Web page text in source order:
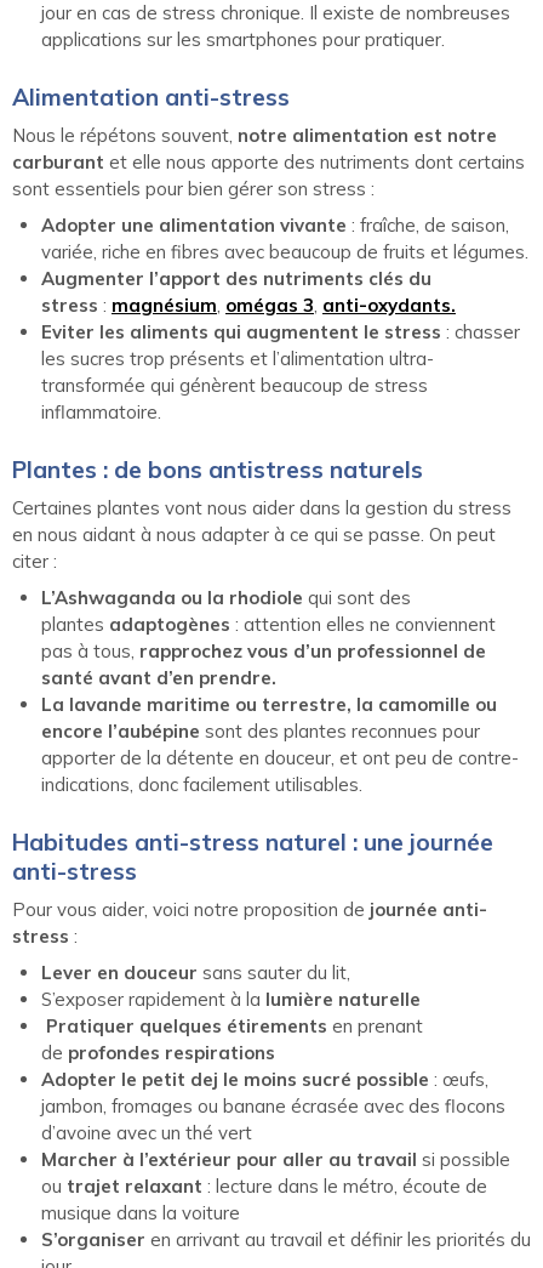
jour en cas de stress chronique. Il existe de nombreuses
applications sur les smartphones pour pratiquer.
Alimentation anti-stress
Nous le répétons souvent, notre alimentation est notre
carburant et elle nous apporte des nutriments dont certains
sont essentiels pour bien gérer son stress :
Adopter une alimentation vivante : fraîche, de saison,
variée, riche en fibres avec beaucoup de fruits et légumes.
Augmenter l’apport des nutriments clés du
stress : magnésium, omégas 3, anti-oxydants.
Eviter les aliments qui augmentent le stress : chasser
les sucres trop présents et l’alimentation ultra-
transformée qui génèrent beaucoup de stress
inflammatoire.
Plantes : de bons antistress naturels
Certaines plantes vont nous aider dans la gestion du stress
en nous aidant à nous adapter à ce qui se passe. On peut
citer :
L’Ashwaganda ou la rhodiole qui sont des
plantes adaptogènes : attention elles ne conviennent
pas à tous, rapprochez vous d’un professionnel de
santé avant d’en prendre.
La lavande maritime ou terrestre, la camomille ou
encore l’aubépine sont des plantes reconnues pour
apporter de la détente en douceur, et ont peu de contre-
indications, donc facilement utilisables.
Habitudes anti-stress naturel : une journée
anti-stress
Pour vous aider, voici notre proposition de journée anti-
stress :
Lever en douceur sans sauter du lit,
S’exposer rapidement à la lumière naturelle
Pratiquer quelques étirements en prenant
de profondes respirations
Adopter le petit dej le moins sucré possible : œufs,
jambon, fromages ou banane écrasée avec des flocons
d’avoine avec un thé vert
Marcher à l’extérieur pour aller au travail si possible
ou trajet relaxant : lecture dans le métro, écoute de
musique dans la voiture
S’organiser en arrivant au travail et définir les priorités du